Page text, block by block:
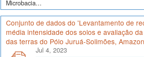
Microbacia...
Conjunto de dados do 'Levantamento de
média intensidade dos solos e avaliação
das terras do Pólo Juruá-Solimões,
Jul 4, 2023